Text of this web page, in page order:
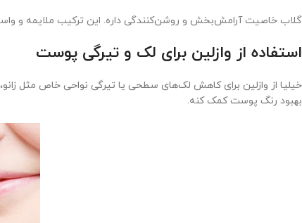
گلاب خاصیت آرامش‌بخش و روشن‌کنندگی داره. این ترکیب ملایمه و
استفاده از وازلین برای لک و تیرگی پوست
خیلیا از وازلین برای کاهش لک‌های سطحی یا تیرگی نواحی خاص مثل
بهبود رنگ پوست کمک کنه.